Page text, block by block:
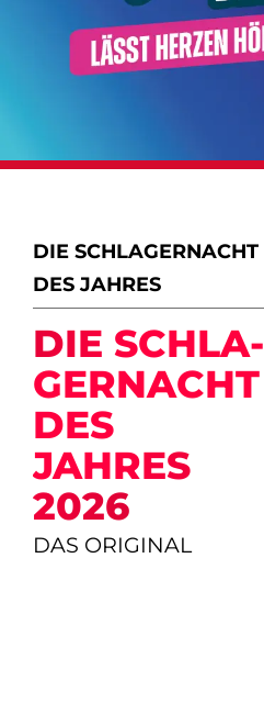
DIE SCHLAGERNACHT
DES JAHRES
DIE SCHLA­
GER­NACHT
DES
JAHRES
2026
DAS ORIGINAL